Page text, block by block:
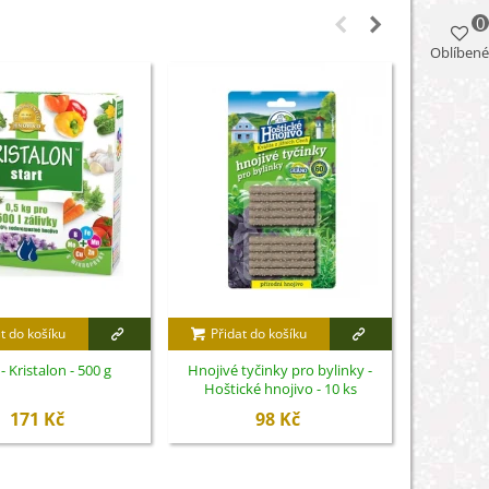
do košíku
Kristalon - 500 g
171 Kč
Přidat do košíku
Hnojivé tyčinky pro bylinky -
Hoštické hnojivo - 10 ks
98 Kč
Oblíbené
0